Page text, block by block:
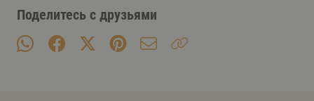
Поделитесь с друзьями